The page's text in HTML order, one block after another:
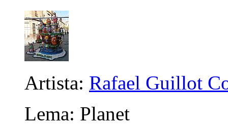
Artista: Rafael Guillot
Lema: Planet